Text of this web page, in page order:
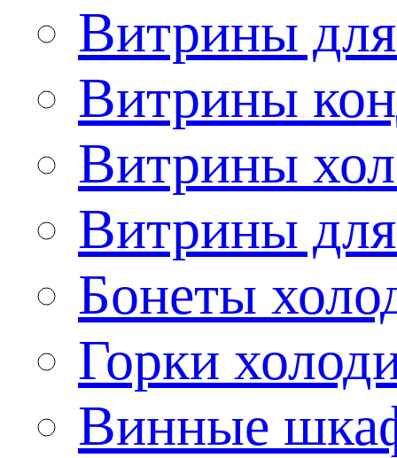
Витрины
Витрины
Витрины
Витрины
Бонеты
Горки
Винные